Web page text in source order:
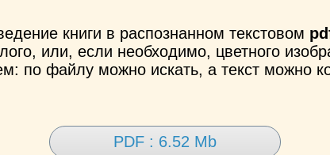
книги в распознанном текстовом
или, если необходимо, цветного
по файлу можно искать, а текст можно
PDF : 6.52 Mb